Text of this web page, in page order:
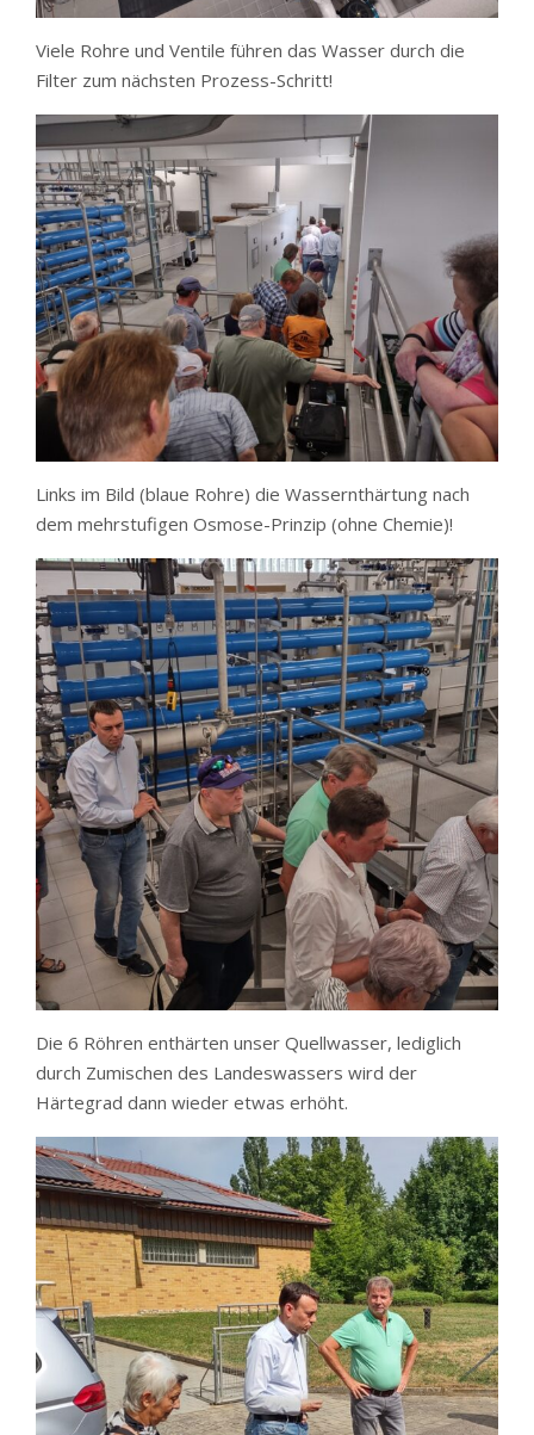
Viele Rohre und Ventile führen das Wasser durch die
Filter zum nächsten Prozess-Schritt!
Links im Bild (blaue Rohre) die Wassernthärtung nach
dem mehrstufigen Osmose-Prinzip (ohne Chemie)!
Die 6 Röhren enthärten unser Quellwasser, lediglich
durch Zumischen des Landeswassers wird der
Härtegrad dann wieder etwas erhöht.